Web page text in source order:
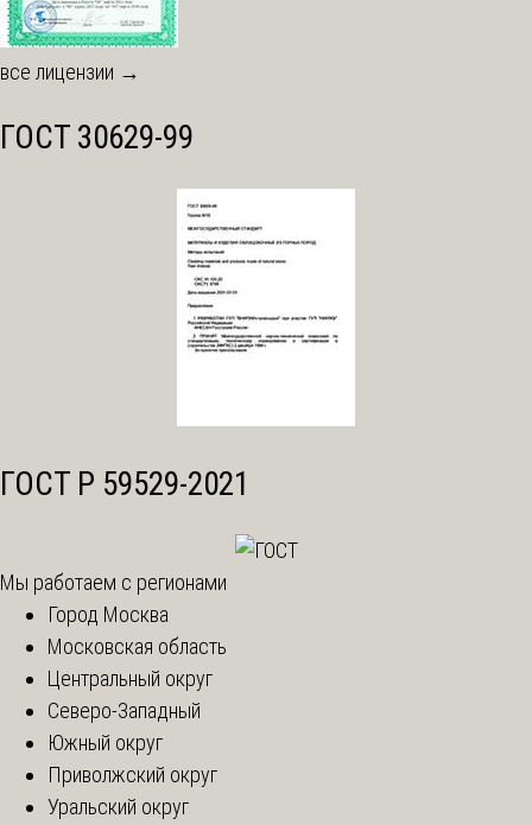
все лицензии →
ГОСТ 30629-99
ГОСТ Р 59529-2021
Мы работаем с регионами
Город Москва
Московская область
Центральный округ
Северо-Западный
Южный округ
Приволжский округ
Уральский округ